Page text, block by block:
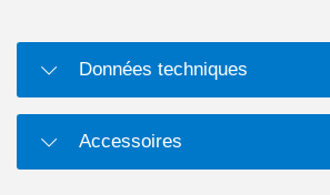
Données techniques
Accessoires